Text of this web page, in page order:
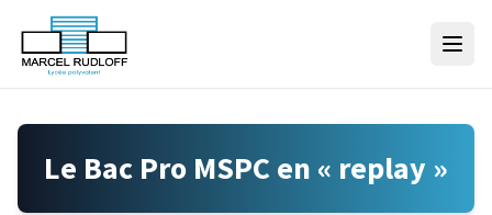
Skip to content
Le Bac Pro MSPC en « replay »